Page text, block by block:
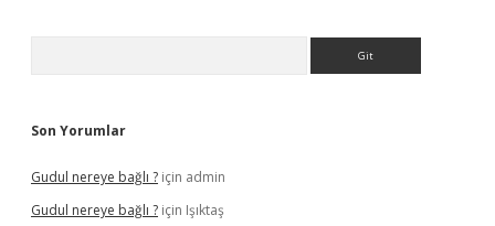
Son Yorumlar
Gudul nereye bağlı ? için admin
Gudul nereye bağlı ? için Işıktaş